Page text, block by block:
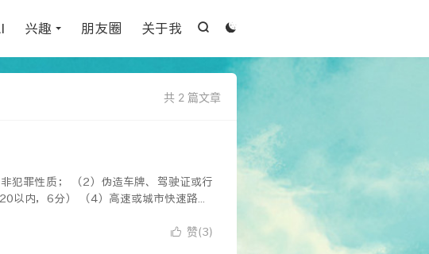


兴趣 朋友圈 关于我
共 2 篇文章
犯罪性质； （2）伪造车牌、驾驶证或行
以内，6分） （4）高速或城市快速路...
 赞(3)